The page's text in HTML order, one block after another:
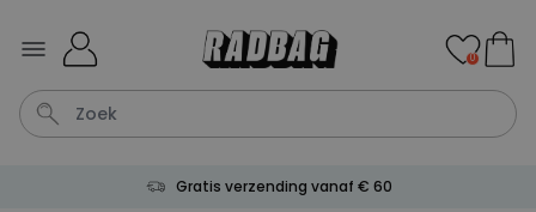
0
Gratis verzending vanaf € 60